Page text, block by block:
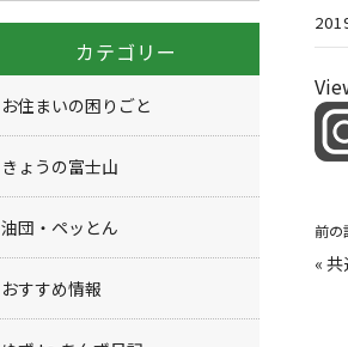
前の
« 共
カテゴリー
お住まいの困りごと
きょうの富士山
油団・ペッとん
おすすめ情報